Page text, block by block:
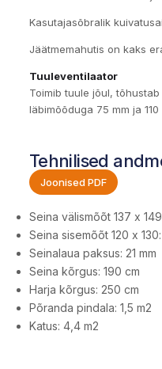
Kasutajasõbralik
Jäätmemahutis on kaks
Tuuleventilaator
Toimib tuule jõul,
läbimõõduga 75 mm ja 110
Tehnilised
Joonised PDF
Seina välismõõt 137 x
Seina sisemõõt 120 x
Seinalaua paksus: 21 mm
Seina kõrgus: 190 cm
Harja kõrgus: 250 cm
Põranda pindala: 1,5 m2
Katus: 4,4 m2